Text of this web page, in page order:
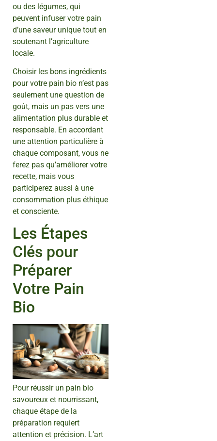
ou des légumes, qui
peuvent infuser votre pain
d’une saveur unique tout en
soutenant l’agriculture
locale.
Choisir les bons ingrédients
pour votre pain bio n’est pas
seulement une question de
goût, mais un pas vers une
alimentation plus durable et
responsable. En accordant
une attention particulière à
chaque composant, vous ne
ferez pas qu’améliorer votre
recette, mais vous
participerez aussi à une
consommation plus éthique
et consciente.
Les Étapes
Clés pour
Préparer
Votre Pain
Bio
Pour réussir un pain bio
savoureux et nourrissant,
chaque étape de la
préparation requiert
attention et précision. L’art